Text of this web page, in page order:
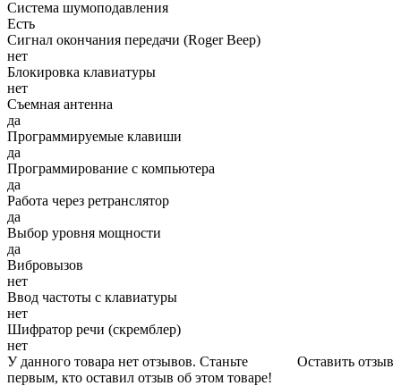
Система шумоподавления
Есть
Сигнал окончания передачи (Roger Beep)
нет
Блокировка клавиатуры
нет
Съемная антенна
да
Программируемые клавиши
да
Программирование с компьютера
да
Работа через ретранслятор
да
Выбор уровня мощности
да
Вибровызов
нет
Ввод частоты с клавиатуры
нет
Шифратор речи (скремблер)
нет
Оставить отзыв
У данного товара нет отзывов. Станьте
первым, кто оставил отзыв об этом товаре!